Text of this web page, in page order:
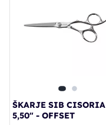
ŠKARJE SIB CISORIA
5,50" - OFFSET